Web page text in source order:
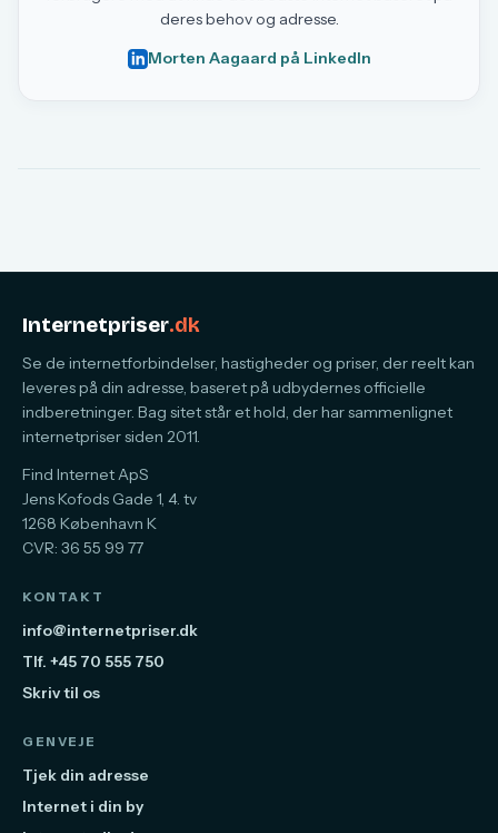
deres behov og adresse.
Morten Aagaard på LinkedIn
Internetpriser.dk
Se de internetforbindelser, hastigheder og priser, der reelt kan
leveres på din adresse, baseret på udbydernes officielle
indberetninger. Bag sitet står et hold, der har sammenlignet
internetpriser siden 2011.
Find Internet ApS
Jens Kofods Gade 1, 4. tv
1268 København K
CVR: 36 55 99 77
KONTAKT
info@internetpriser.dk
Tlf. +45 70 555 750
Skriv til os
GENVEJE
Tjek din adresse
Internet i din by